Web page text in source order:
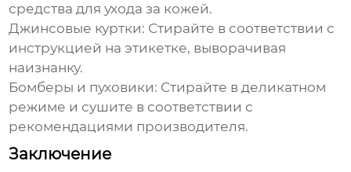
средства для ухода за кожей.
Джинсовые куртки: Стирайте в соответствии с
инструкцией на этикетке, выворачивая
наизнанку.
Бомберы и пуховики: Стирайте в деликатном
режиме и сушите в соответствии с
рекомендациями производителя.
Заключение